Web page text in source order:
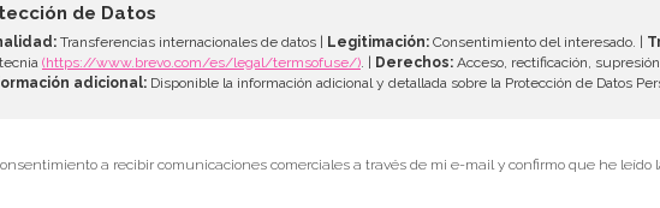
de Datos
Transferencias internacionales de datos | Legitimación: Consentimiento del interesado. |
(https://www.brevo.com/es/legal/termsofuse/) . | Derechos: Acceso, rectificación,
adicional: Disponible la información adicional y detallada sobre la Protección de Datos
a recibir comunicaciones comerciales a través de mi e-mail y confirmo que he leído